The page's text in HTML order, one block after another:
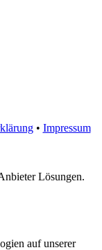
• Impressum
Lösungen.
auf unserer